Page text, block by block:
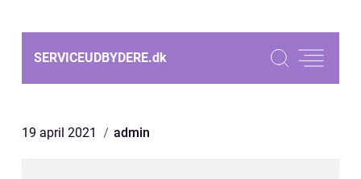
SERVICEUDBYDERE.dk
19 april 2021 admin